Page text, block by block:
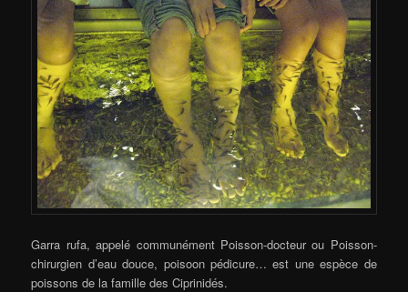
Garra rufa, appelé communément Poisson-docteur ou Poisson-
chirurgien d’eau douce, poisoon pédicure… est une espèce de
poissons de la famille des Ciprinidés.